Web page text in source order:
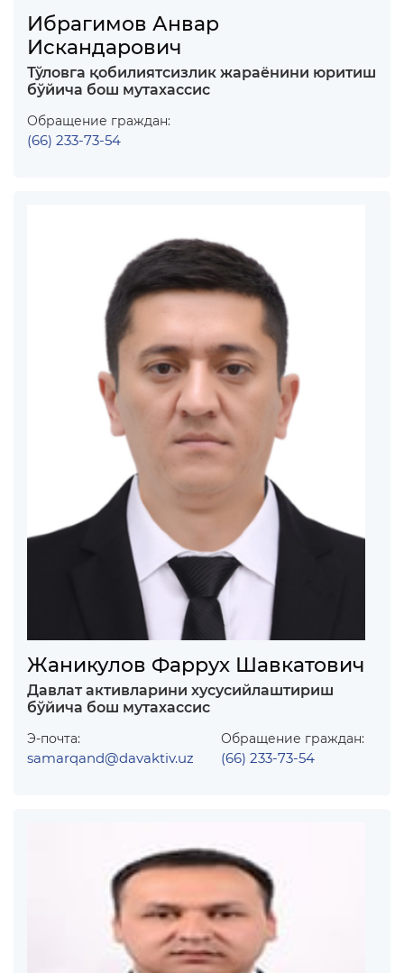
Ибрагимов Анвар
Искандарович
Тўловга қобилиятсизлик жараёнини юритиш
бўйича бош мутахассис
Обращение граждан:
(66) 233-73-54
Жаникулов Фаррух Шавкатович
Давлат активларини хусусийлаштириш
бўйича бош мутахассис
Э-почта:
samarqand@davaktiv.uz
Обращение граждан:
(66) 233-73-54